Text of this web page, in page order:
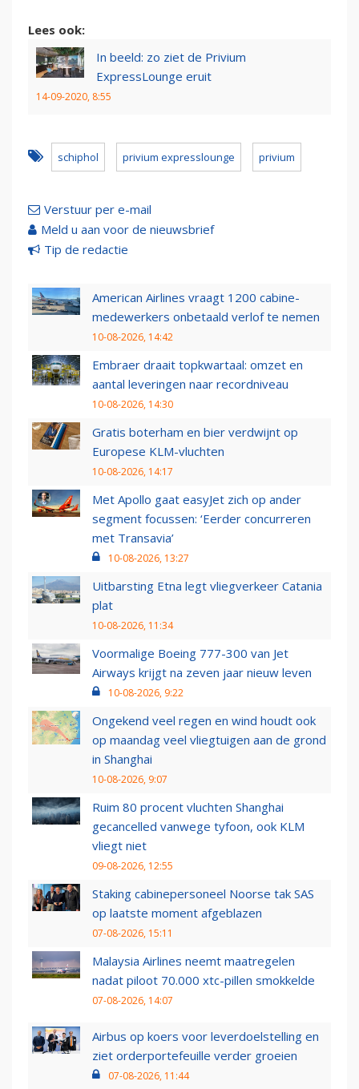
Lees ook:
In beeld: zo ziet de Privium
ExpressLounge eruit
14-09-2020, 8:55
schiphol privium expresslounge privium
Verstuur per e-mail
Meld u aan voor de nieuwsbrief
Tip de redactie
American Airlines vraagt 1200 cabine-
medewerkers onbetaald verlof te nemen
10-08-2026, 14:42
Embraer draait topkwartaal: omzet en
aantal leveringen naar recordniveau
10-08-2026, 14:30
Gratis boterham en bier verdwijnt op
Europese KLM-vluchten
10-08-2026, 14:17
Met Apollo gaat easyJet zich op ander
segment focussen: ‘Eerder concurreren
met Transavia’
10-08-2026, 13:27
Uitbarsting Etna legt vliegverkeer Catania
plat
10-08-2026, 11:34
Voormalige Boeing 777-300 van Jet
Airways krijgt na zeven jaar nieuw leven
10-08-2026, 9:22
Ongekend veel regen en wind houdt ook
op maandag veel vliegtuigen aan de grond
in Shanghai
10-08-2026, 9:07
Ruim 80 procent vluchten Shanghai
gecancelled vanwege tyfoon, ook KLM
vliegt niet
09-08-2026, 12:55
Staking cabinepersoneel Noorse tak SAS
op laatste moment afgeblazen
07-08-2026, 15:11
Malaysia Airlines neemt maatregelen
nadat piloot 70.000 xtc-pillen smokkelde
07-08-2026, 14:07
Airbus op koers voor leverdoelstelling en
ziet orderportefeuille verder groeien
07-08-2026, 11:44